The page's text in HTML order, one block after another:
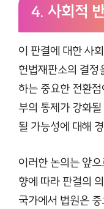
4. 사회적
이 판결에 대한 사
헌법재판소의 결정
하는 중요한 전환
부의 통제가 강화
될 가능성에 대해
이러한 논의는 앞
향에 따라 판결의
국가에서 법원은